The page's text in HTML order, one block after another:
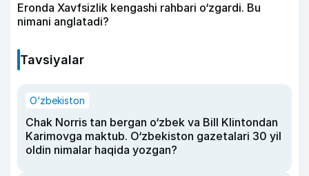
Eronda Xavfsizlik kengashi rahbari o‘zgardi. Bu
nimani anglatadi?
Tavsiyalar
O‘zbekiston
Chak Norris tan bergan o‘zbek va Bill Klintondan
Karimovga maktub. O‘zbekiston gazetalari 30 yil
oldin nimalar haqida yozgan?